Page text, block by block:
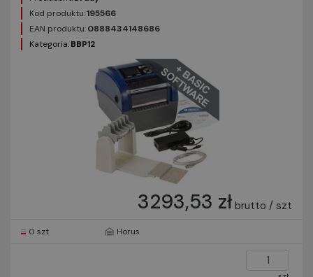
Kod produktu:195566
EAN produktu:0888434148686
Kategoria:BBP12
3293,53 zł brutto / szt
0 szt Horus